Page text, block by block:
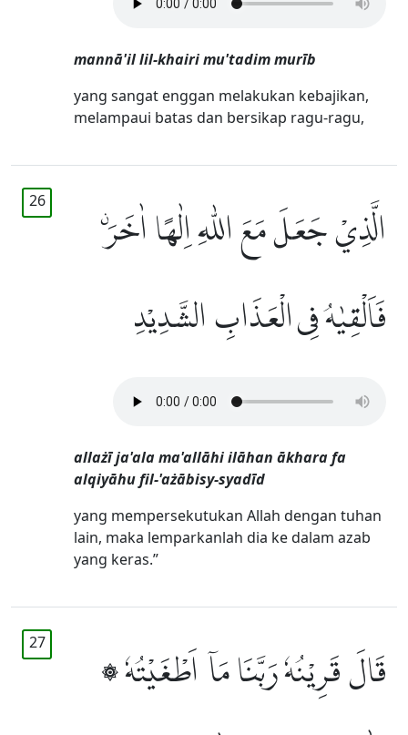
mannā'il lil-khairi mu'tadim murīb
yang sangat enggan melakukan kebajikan,
melampaui batas dan bersikap ragu-ragu,
26
فَاَلْقِيٰهُ فِى الْعَذَابِ الشَّدِيْدِ
allażī ja'ala ma'allāhi ilāhan ākhara fa
alqiyāhu fil-'ażābisy-syadīd
yang mempersekutukan Allah dengan tuhan
lain, maka lemparkanlah dia ke dalam azab
yang keras.”
27
۞ قَالَ قَرِيْنُهٗ رَبَّنَا مَآ اَطْغَيْتُهٗ